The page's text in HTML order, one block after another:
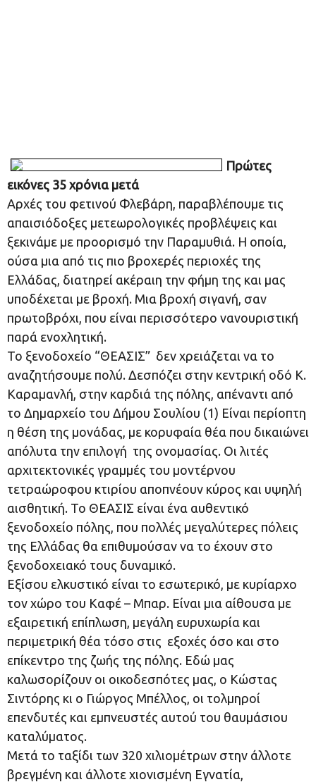
Πρώτες
εικόνες 35 χρόνια μετά
Αρχές του φετινού Φλεβάρη, παραβλέπουμε τις
απαισιόδοξες μετεωρολογικές προβλέψεις και
ξεκινάμε με προορισμό την Παραμυθιά. Η οποία,
ούσα μια από τις πιο βροχερές περιοχές της
Ελλάδας, διατηρεί ακέραιη την φήμη της και μας
υποδέχεται με βροχή. Μια βροχή σιγανή, σαν
πρωτοβρόχι, που είναι περισσότερο νανουριστική
παρά ενοχλητική.
Το ξενοδοχείο “ΘΕΑΣΙΣ” δεν χρειάζεται να το
αναζητήσουμε πολύ. Δεσπόζει στην κεντρική οδό Κ.
Καραμανλή, στην καρδιά της πόλης, απέναντι από
το Δημαρχείο του Δήμου Σουλίου (1) Είναι περίοπτη
η θέση της μονάδας, με κορυφαία θέα που δικαιώνει
απόλυτα την επιλογή της ονομασίας. Οι λιτές
αρχιτεκτονικές γραμμές του μοντέρνου
τετραώροφου κτιρίου αποπνέουν κύρος και υψηλή
αισθητική. Το ΘΕΑΣΙΣ είναι ένα αυθεντικό
ξενοδοχείο πόλης, που πολλές μεγαλύτερες πόλεις
της Ελλάδας θα επιθυμούσαν να το έχουν στο
ξενοδοχειακό τους δυναμικό.
Εξίσου ελκυστικό είναι το εσωτερικό, με κυρίαρχο
τον χώρο του Καφέ – Μπαρ. Είναι μια αίθουσα με
εξαιρετική επίπλωση, μεγάλη ευρυχωρία και
περιμετρική θέα τόσο στις εξοχές όσο και στο
επίκεντρο της ζωής της πόλης. Εδώ μας
καλωσορίζουν οι οικοδεσπότες μας, ο Κώστας
Σιντόρης κι ο Γιώργος Μπέλλος, οι τολμηροί
επενδυτές και εμπνευστές αυτού του θαυμάσιου
καταλύματος.
Μετά το ταξίδι των 320 χιλιομέτρων στην άλλοτε
βρεγμένη και άλλοτε χιονισμένη Εγνατία,